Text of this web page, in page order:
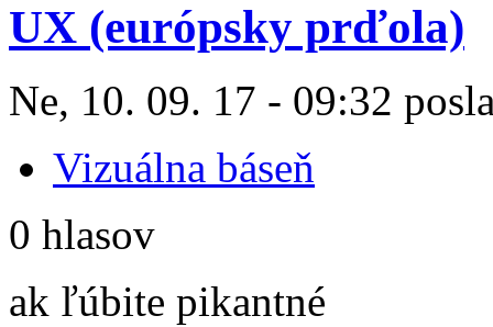
UX (európsky prďola)
Ne, 10. 09. 17 - 09:32
Vizuálna báseň
0 hlasov
ak ľúbite pikantné